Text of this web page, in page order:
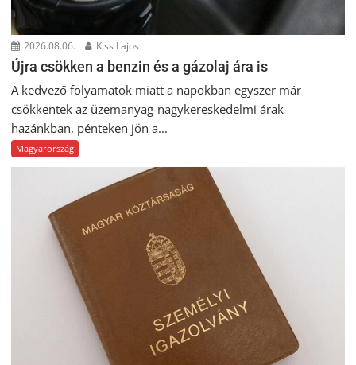
2026.08.06. Kiss Lajos
Újra csökken a benzin és a gázolaj ára is
A kedvező folyamatok miatt a napokban egyszer már
csökkentek az üzemanyag-nagykereskedelmi árak
hazánkban, pénteken jön a...
Magyarország